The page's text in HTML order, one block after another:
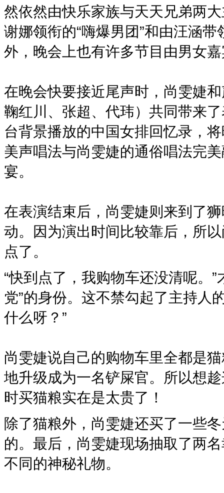
然依然由快乐家族与天天兄弟两
谢娜领衔的“嗨爆男团”和由汪涵
外，晚会上也有许多节目由男女
在晚会快要接近尾声时，尚雯婕
鞠红川、张超、代玮）共同带来
台背景播放的中国女排回忆录，
美声唱法与尚雯婕的通俗唱法完
宴。
在表演结束后，尚雯婕则来到了
动。因为演出时间比较靠后，所
点了。
“快到点了，我购物车还没清呢。
党”的身份。这不禁勾起了主持人
什么呀？”
尚雯婕说自己的购物车里全都是
地升级成为一名铲屎官。所以想
时买猫粮实在是太贵了！
除了猫粮外，尚雯婕还买了一些
的。最后，尚雯婕现场抽取了两
不同的神秘礼物。